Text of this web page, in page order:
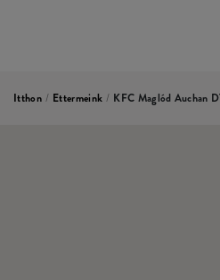
Itthon / Ettermeink / KFC Maglód Auchan